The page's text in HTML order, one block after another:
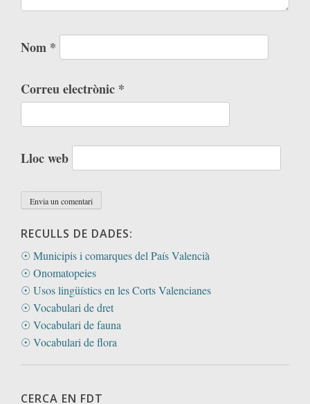
Nom *
Correu electrònic *
Lloc web
RECULLS DE DADES:
☉ Municipis i comarques del País Valencià
☉ Onomatopeies
☉ Usos lingüístics en les Corts Valencianes
☉ Vocabulari de dret
☉ Vocabulari de fauna
☉ Vocabulari de flora
CERCA EN FDT